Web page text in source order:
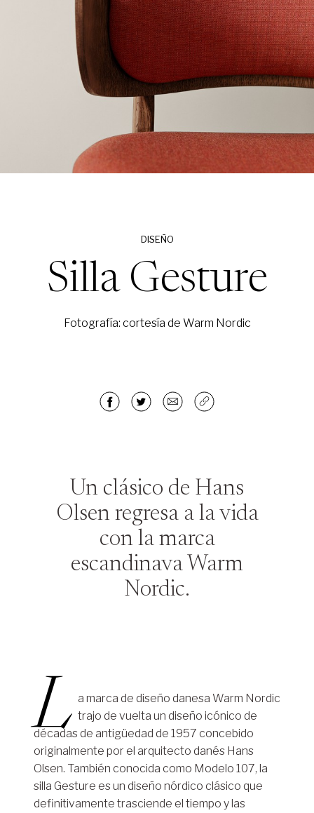
DISEÑO
Silla Gesture
Fotografía: cortesía de Warm Nordic
Un clásico de Hans
Olsen regresa a la vida
con la marca
escandinava Warm
Nordic.
L a marca de diseño danesa Warm Nordic
trajo de vuelta un diseño icónico de
décadas de antigüedad de 1957 concebido
originalmente por el arquitecto danés Hans
Olsen. También conocida como Modelo 107, la
silla Gesture es un diseño nórdico clásico que
definitivamente trasciende el tiempo y las